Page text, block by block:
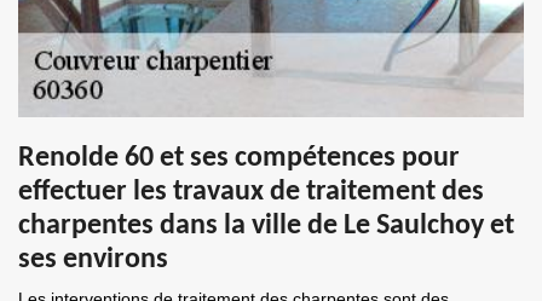
Renolde 60 et ses compétences pour
effectuer les travaux de traitement des
charpentes dans la ville de Le Saulchoy et
ses environs